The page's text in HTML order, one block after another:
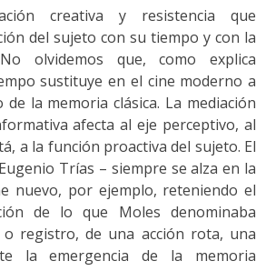
creativa y resistencia que
del sujeto con su tiempo y con la
olvidemos que, como explica
sustituye en el cine moderno a
la memoria clásica. La mediación
afecta al eje perceptivo, al
a la función proactiva del sujeto. El
Trías – siempre se alza en la
nuevo, por ejemplo, reteniendo el
de lo que Moles denominaba
registro, de una acción rota, una
la emergencia de la memoria